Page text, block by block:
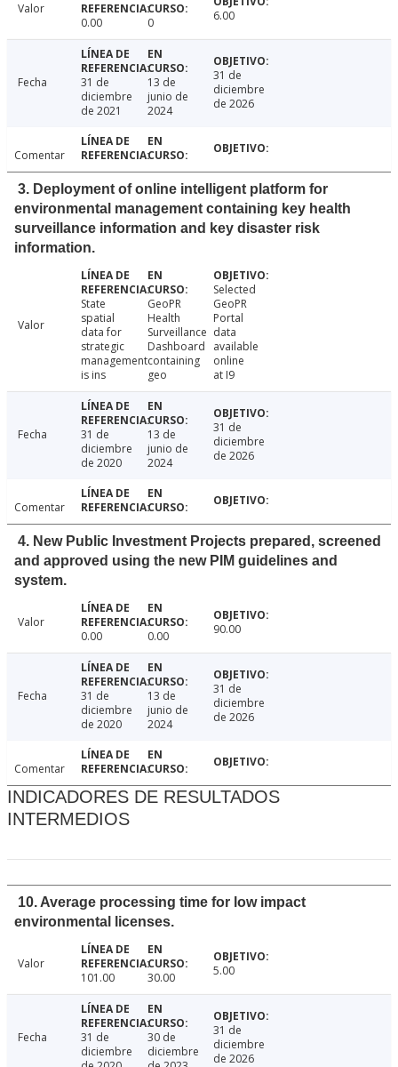
Valor
0.00
0 6.00
Fecha
31 de
diciembre
de 2021
13 de
junio de
2024
31 de
diciembre
de 2026
Comentar
3. Deployment of online intelligent platform for
environmental management containing key health
surveillance information and key disaster risk
information.
Valor
State
spatial
data for
strategic
management
is ins
GeoPR
Health
Surveillance
Dashboard
containing
geo
Selected
GeoPR
Portal
data
available
online
at I9
Fecha
31 de
diciembre
de 2020
13 de
junio de
2024
31 de
diciembre
de 2026
Comentar
4. New Public Investment Projects prepared, screened
and approved using the new PIM guidelines and
system.
Valor
0.00
0.00 90.00
Fecha
31 de
diciembre
de 2020
13 de
junio de
2024
31 de
diciembre
de 2026
Comentar
INDICADORES DE RESULTADOS
INTERMEDIOS
10. Average processing time for low impact
environmental licenses.
Valor
101.00
30.00 5.00
Fecha
31 de
diciembre
30 de
diciembre
31 de
diciembre
de 2026